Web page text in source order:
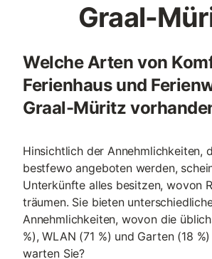
Graal-
Welche Arten von
Ferienhaus und
Graal-Müritz
Hinsichtlich der Annehmlichkeiten,
bestfewo angeboten werden,
Unterkünfte alles besitzen, wovon
träumen. Sie bieten
Annehmlichkeiten, wovon die
%), WLAN (71 %) und Garten (18
warten Sie?